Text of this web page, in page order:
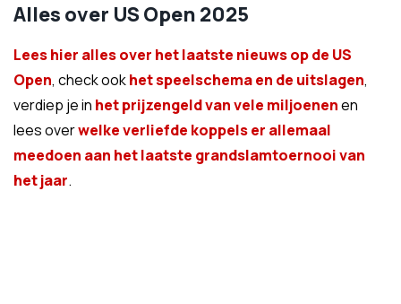
Alles over US Open 2025
Lees hier alles over het laatste nieuws op de US
Open, check ookhet speelschema en de uitslagen,
verdiep je in het prijzengeld van vele miljoenenen
lees overwelke verliefde koppels er allemaal
meedoen aan het laatste grandslamtoernooi van
het jaar.